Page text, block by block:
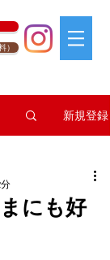
）
新規登録
にも好